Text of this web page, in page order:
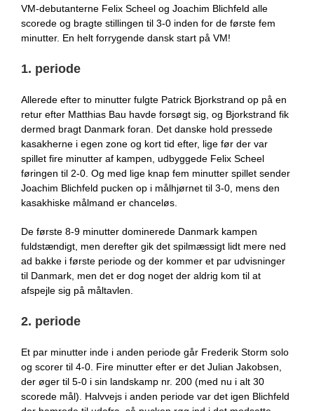
VM-debutanterne Felix Scheel og Joachim Blichfeld alle
scorede og bragte stillingen til 3-0 inden for de første fem
minutter. En helt forrygende dansk start på VM!
1. periode
Allerede efter to minutter fulgte Patrick Bjorkstrand op på en
retur efter Matthias Bau havde forsøgt sig, og Bjorkstrand fik
dermed bragt Danmark foran. Det danske hold pressede
kasakherne i egen zone og kort tid efter, lige før der var
spillet fire minutter af kampen, udbyggede Felix Scheel
føringen til 2-0. Og med lige knap fem minutter spillet sender
Joachim Blichfeld pucken op i målhjørnet til 3-0, mens den
kasakhiske målmand er chanceløs.
De første 8-9 minutter dominerede Danmark kampen
fuldstændigt, men derefter gik det spilmæssigt lidt mere ned
ad bakke i første periode og der kommer et par udvisninger
til Danmark, men det er dog noget der aldrig kom til at
afspejle sig på måltavlen.
2. periode
Et par minutter inde i anden periode går Frederik Storm solo
og scorer til 4-0. Fire minutter efter er det Julian Jakobsen,
der øger til 5-0 i sin landskamp nr. 200 (med nu i alt 30
scorede mål). Halvvejs i anden periode var det igen Blichfeld